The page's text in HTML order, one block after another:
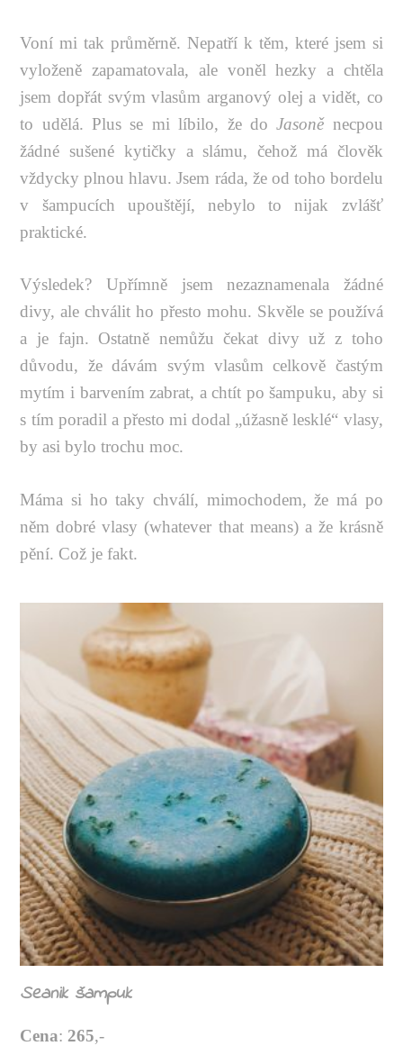
Voní mi tak průměrně. Nepatří k těm, které jsem si
vyloženě zapamatovala, ale voněl hezky a chtěla
jsem dopřát svým vlasům arganový olej a vidět, co
to udělá. Plus se mi líbilo, že doJasoněnecpou
žádné sušené kytičky a slámu, čehož má člověk
vždycky plnou hlavu. Jsem ráda, že od toho bordelu
v šampucích upouštějí, nebylo to nijak zvlášť
praktické.
Výsledek? Upřímně jsem nezaznamenala žádné
divy, ale chválit ho přesto mohu. Skvěle se používá
a je fajn. Ostatně nemůžu čekat divy už z toho
důvodu, že dávám svým vlasům celkově častým
mytím i barvením zabrat, a chtít po šampuku, aby si
s tím poradil a přesto mi dodal „úžasně lesklé“ vlasy,
by asi bylo trochu moc.
Máma si ho taky chválí, mimochodem, že má po
něm dobré vlasy (whatever that means) a že krásně
pění. Což je fakt.
Seanik šampuk
Cena: 265,-